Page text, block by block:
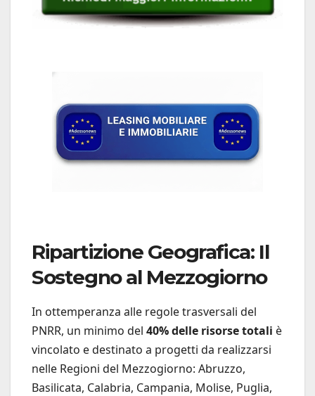
Ripartizione Geografica: Il
Sostegno al Mezzogiorno
In ottemperanza alle regole trasversali del
PNRR, un minimo del 40% delle risorse totali è
vincolato e destinato a progetti da realizzarsi
nelle Regioni del Mezzogiorno: Abruzzo,
Basilicata, Calabria, Campania, Molise, Puglia,